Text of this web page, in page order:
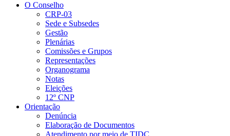
O Conselho
CRP-03
Sede e Subsedes
Gestão
Plenárias
Comissões e Grupos
Representações
Organograma
Notas
Eleições
12º CNP
Orientação
Denúncia
Elaboração de Documentos